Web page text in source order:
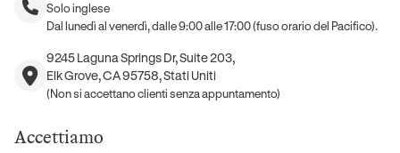
Solo inglese
Dal lunedì al venerdì, dalle 9:00 alle 17:00 (fuso orario del Pacifico).
9245 Laguna Springs Dr, Suite 203,
Elk Grove, CA 95758, Stati Uniti
(Non si accettano clienti senza appuntamento)
Accettiamo